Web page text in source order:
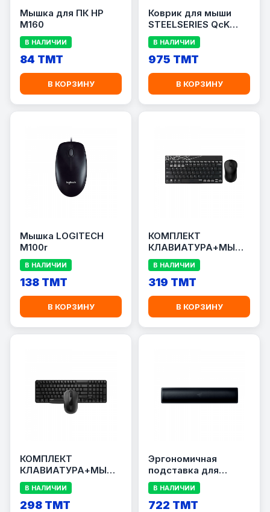
Мышка для ПК HP
M160
В НАЛИЧИИ
84 TMT
В КОРЗИНУ
Коврик для мыши
STEELSERIES QcK
PRISM XL
В НАЛИЧИИ
975 TMT
В КОРЗИНУ
Мышка LOGITECH
M100r
В НАЛИЧИИ
138 TMT
В КОРЗИНУ
КОМПЛЕКТ
КЛАВИАТУРА+МЫШЬ
RAPOO 8000M
В НАЛИЧИИ
319 TMT
В КОРЗИНУ
КОМПЛЕКТ
КЛАВИАТУРА+МЫШЬ
RAPOO X1800S
В НАЛИЧИИ
298 TMT
Эргономичная
подставка для
запястий Razer Pro
В НАЛИЧИИ
722 TMT